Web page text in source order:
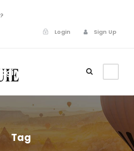
Login
Sign Up
Tag